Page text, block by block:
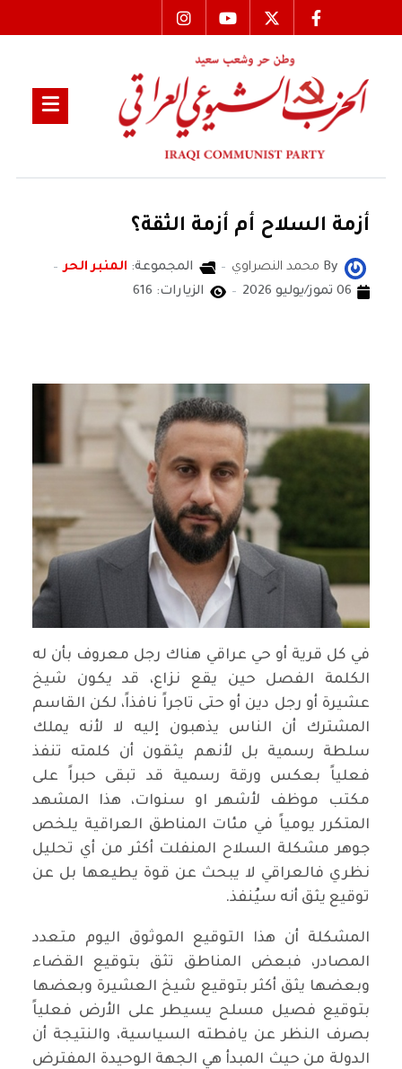
أزمة السلاح أم أزمة الثقة؟
By محمد النصراوي المجموعة: المنبر الحر
06 تموز/يوليو 2026
الزيارات: 616
في كل قرية أو حي عراقي هناك رجل معروف بأن له
الكلمة الفصل حين يقع نزاع، قد يكون شيخ
عشيرة أو رجل دين أو حتى تاجراً نافذاً، لكن القاسم
المشترك أن الناس يذهبون إليه لا لأنه يملك
سلطة رسمية بل لأنهم يثقون أن كلمته تنفذ
فعلياً بعكس ورقة رسمية قد تبقى حبراً على
مكتب موظف لأشهر او سنوات، هذا المشهد
المتكرر يومياً في مئات المناطق العراقية يلخص
جوهر مشكلة السلاح المنفلت أكثر من أي تحليل
نظري فالعراقي لا يبحث عن قوة يطيعها بل عن
توقيع يثق أنه سيُنفذ.
‏المشكلة أن هذا التوقيع الموثوق اليوم متعدد
المصادر، فبعض المناطق تثق بتوقيع القضاء
وبعضها يثق أكثر بتوقيع شيخ العشيرة وبعضها
بتوقيع فصيل مسلح يسيطر على الأرض فعلياً
بصرف النظر عن يافطته السياسية، والنتيجة أن
الدولة من حيث المبدأ هي الجهة الوحيدة المفترض